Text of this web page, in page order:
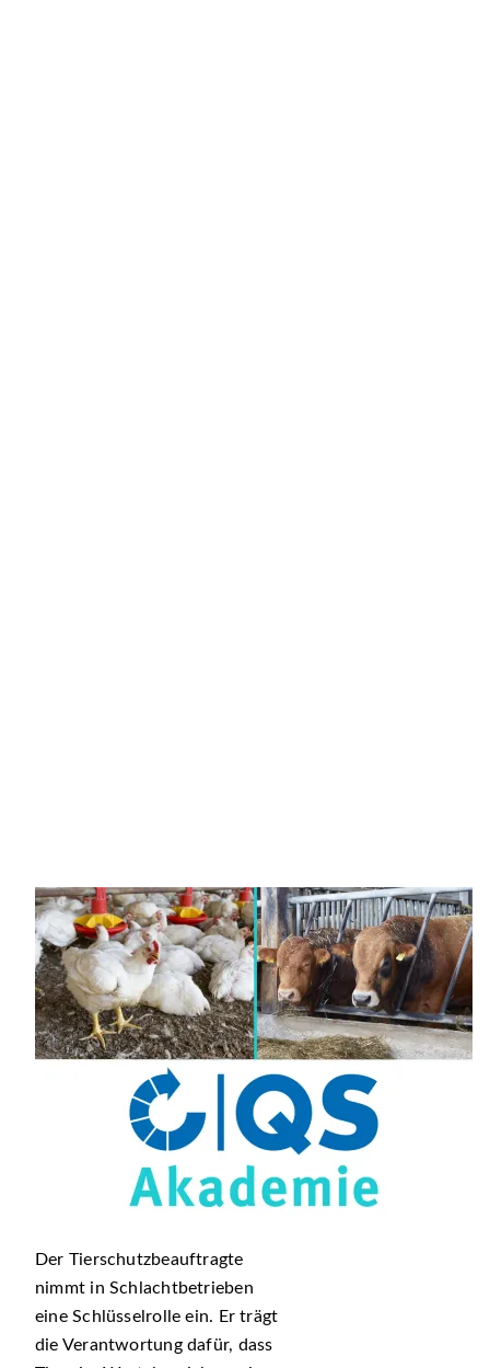
Der Tierschutzbeauftragte
nimmt in Schlachtbetrieben
eine Schlüsselrolle ein. Er trägt
die Verantwortung dafür, dass